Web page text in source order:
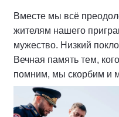
Вместе мы всё
жителям нашего
мужество. Низкий
Вечная память тем,
помним, мы скорбим и